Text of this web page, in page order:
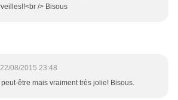
/> Bisous
22/08/2015 23:48
être mais vraiment très jolie! Bisous.